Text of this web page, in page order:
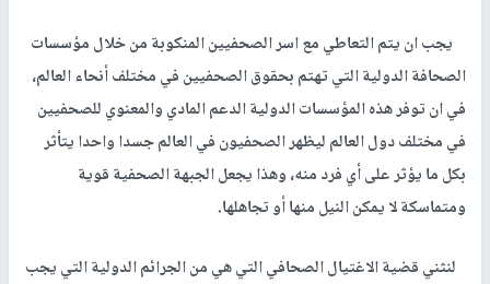
يجب ان يتم التعاطي مع اسر الصحفيين المنكوبة من خلال مؤسسات
الصحافة الدولية التي تهتم بحقوق الصحفيين في مختلف أنحاء العالم،
في ان توفر هذه المؤسسات الدولية الدعم المادي والمعنوي للصحفيين
في مختلف دول العالم ليظهر الصحفيون في العالم جسدا واحدا يتأثر
بكل ما يؤثر على أي فرد منه، وهذا يجعل الجبهة الصحفية قوية
ومتماسكة لا يمكن النيل منها أو تجاهلها.
لنثني قضية الاغتيال الصحافي التي هي من الجرائم الدولية التي يجب